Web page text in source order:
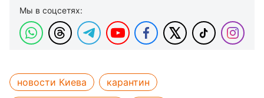
Мы в соцсетях:
новости Киева
карантин